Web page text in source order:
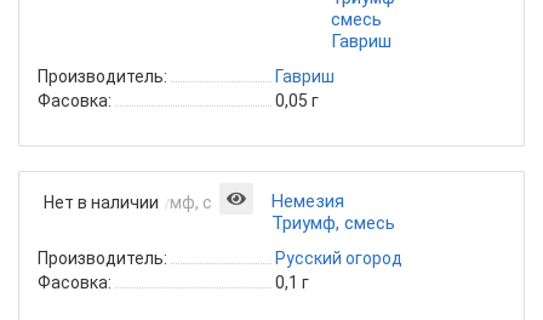
смесь
Гавриш
Производитель:
Гавриш
Фасовка:
0,05 г
Нет в наличии
Немезия
Триумф, смесь
Производитель:
Русский огород
Фасовка:
0,1 г